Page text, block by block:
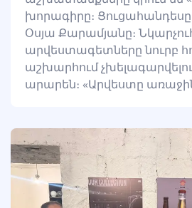
խորագիրը։
Օսյա Քարամյանը։
արվեստագետները նուրբ
աշխարհում
արարեն։ «Արվեստը